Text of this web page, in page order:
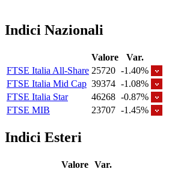
Indici Nazionali
Valore
Var.
FTSE Italia All-Share 25720 -1.40%
FTSE Italia Mid Cap 39374 -1.08%
FTSE Italia Star
46268 -0.87%
FTSE MIB
23707 -1.45%
Indici Esteri
Valore Var.